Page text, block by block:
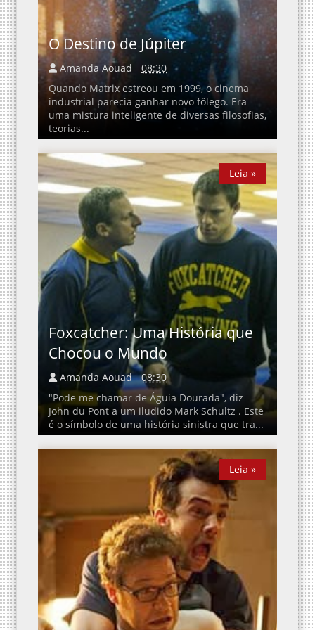
O Destino de Júpiter
Amanda Aouad
08:30
Quando Matrix estreou em 1999, o cinema
industrial parecia ganhar novo fôlego. Era
uma mistura inteligente de diversas filosofias,
teorias...
Foxcatcher: Uma História que
Chocou o Mundo
Amanda Aouad
08:30
"Pode me chamar de Águia Dourada", diz
John du Pont a um iludido Mark Schultz . Este
é o símbolo de uma história sinistra que tra...
Leia »
Leia »
Leia »
Leia »